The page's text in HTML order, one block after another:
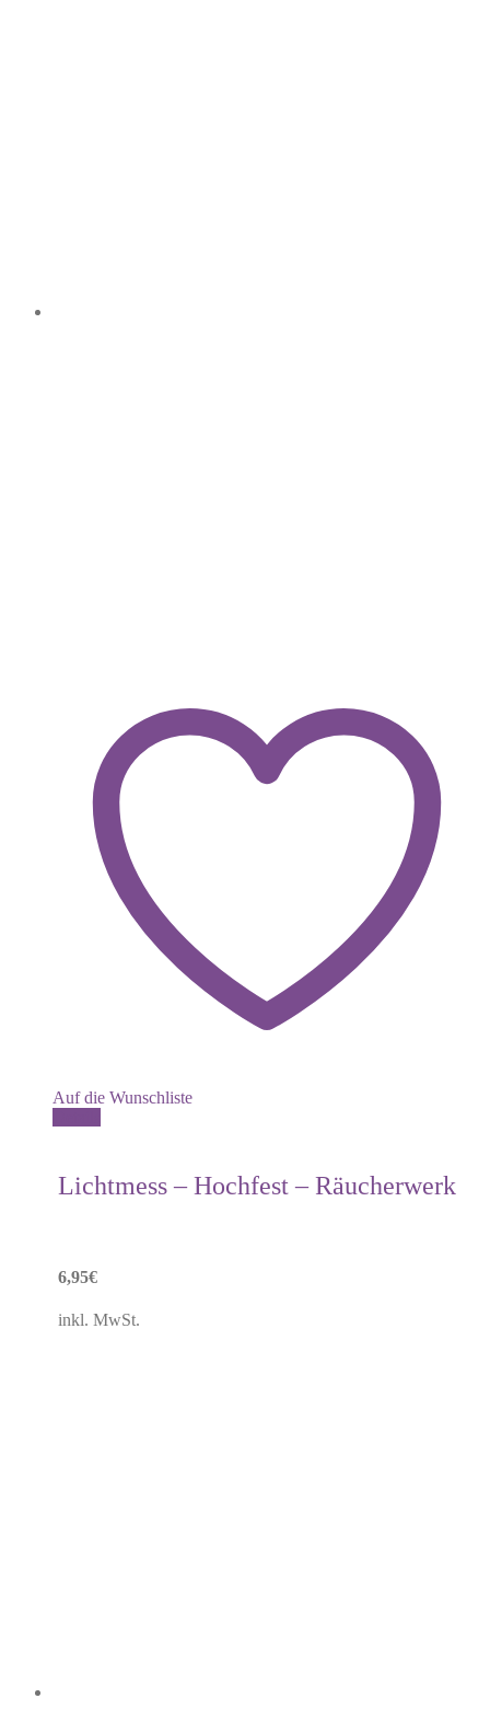
Auf die Wunschliste
Lichtmess – Hochfest – Räucherwerk
6,95€
inkl. MwSt.